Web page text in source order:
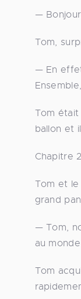
—
Tom,
— En
Tom
ballon et
Chapitre
Tom et
grand
— Tom,
au
Tom